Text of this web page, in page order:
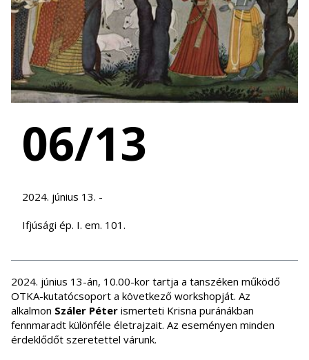
06/13
2024. június 13. -
Ifjúsági ép. I. em. 101.
2024. június 13-án, 10.00-kor tartja a tanszéken működő
OTKA-kutatócsoport a következő workshopját. Az
alkalmon Száler Péter ismerteti Krisna puránákban
fennmaradt különféle életrajzait. Az eseményen minden
érdeklődőt szeretettel várunk.